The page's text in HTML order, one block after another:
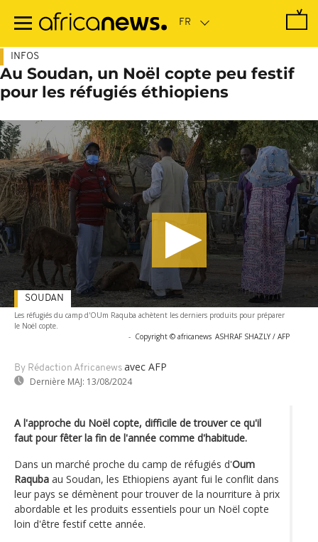
contenu
INFOS
Au Soudan, un Noël copte peu festif
pour les réfugiés éthiopiens
Les réfugiés du camp d'OUm Raquba achètent les derniers produits pour préparer
le Noël copte.
- Copyright © africanews ASHRAF SHAZLY / AFP
By Rédaction Africanews avec AFP
Dernière MAJ: 13/08/2024
SOUDAN
A l'approche du Noël copte, difficile de trouver ce qu'il
faut pour fêter la fin de l'année comme d'habitude.
Dans un marché proche du camp de réfugiés d'Oum
Raquba au Soudan, les Ethiopiens ayant fui le conflit dans
leur pays se démènent pour trouver de la nourriture à prix
abordable et les produits essentiels pour un Noël copte
loin d'être festif cette année.